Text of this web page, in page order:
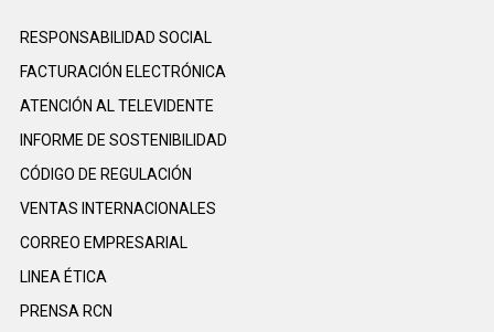
RESPONSABILIDAD SOCIAL
FACTURACIÓN ELECTRÓNICA
ATENCIÓN AL TELEVIDENTE
INFORME DE SOSTENIBILIDAD
CÓDIGO DE REGULACIÓN
VENTAS INTERNACIONALES
CORREO EMPRESARIAL
LINEA ÉTICA
PRENSA RCN